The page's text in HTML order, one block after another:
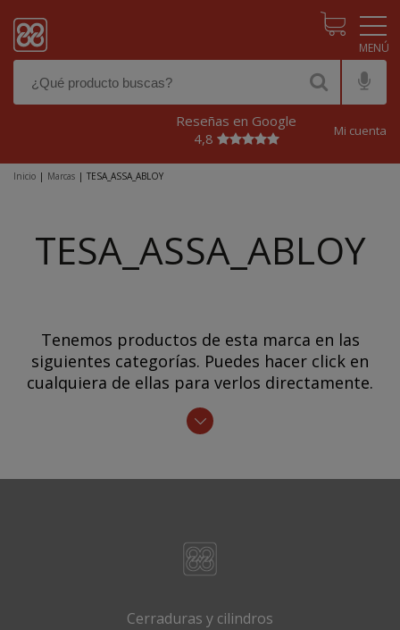
Reseñas en Google
4,8
Mi cuenta
Inicio | Marcas | TESA_ASSA_ABLOY
TESA_ASSA_ABLOY
Tenemos productos de esta marca en las
siguientes categorías. Puedes hacer click en
cualquiera de ellas para verlos directamente.
Cerraduras y cilindros